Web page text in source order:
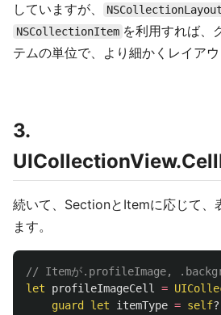
していますが、
NSCollectionItem を利用すれば、
テムの単位で、より細かくレイアウ
3.
続いて、SectionとItemに応じて、
ます。
// Itemが.profileImage,
let
profileImageCell =
guard
let itemType = self?